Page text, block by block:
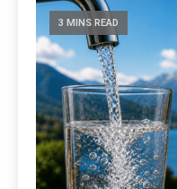
3 MINS READ